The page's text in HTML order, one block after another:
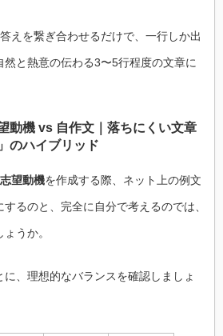
えを繋ぎ合わせるだけで、一行しか出
と熱意の伝わる3〜5行程度の文章に
動機 vs 自作文｜落ちにくい文章
のハイブリッド
望動機を作成する際、ネット上の例文
するのと、完全に自分で考えるのでは、
うか。
に、理想的なバランスを確認しましょ